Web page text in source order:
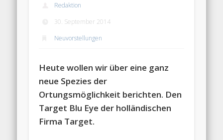
Redaktion
30. September 2014
Neuvorstellungen
Heute wollen wir über eine ganz
neue Spezies der
Ortungsmöglichkeit berichten. Den
Target Blu Eye der holländischen
Firma Target.